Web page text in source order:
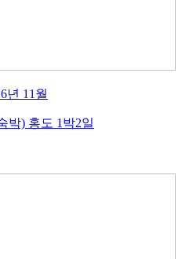
년 11월
박) 홍도 1박2일